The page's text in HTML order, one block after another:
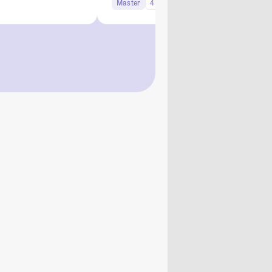
Master 4 Semester